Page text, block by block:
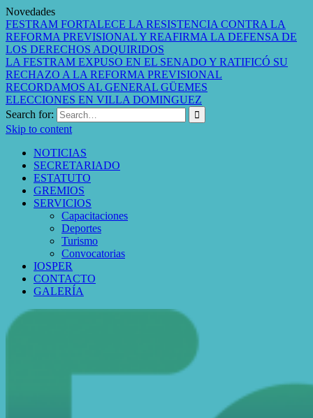
Novedades
FESTRAM FORTALECE LA RESISTENCIA CONTRA LA
REFORMA PREVISIONAL Y REAFIRMA LA DEFENSA DE
LOS DERECHOS ADQUIRIDOS
LA FESTRAM EXPUSO EN EL SENADO Y RATIFICÓ SU
RECHAZO A LA REFORMA PREVISIONAL
RECORDAMOS AL GENERAL GÜEMES
ELECCIONES EN VILLA DOMINGUEZ
Search for:
Skip to content
NOTICIAS
SECRETARIADO
ESTATUTO
GREMIOS
SERVICIOS
Capacitaciones
Deportes
Turismo
Convocatorias
IOSPER
CONTACTO
GALERÍA